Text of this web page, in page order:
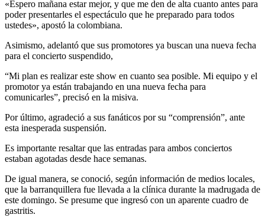
«Espero mañana estar mejor, y que me den de alta cuanto antes para
poder presentarles el espectáculo que he preparado para todos
ustedes», apostó la colombiana.
Asimismo, adelantó que sus promotores ya buscan una nueva fecha
para el concierto suspendido,
“Mi plan es realizar este show en cuanto sea posible. Mi equipo y el
promotor ya están trabajando en una nueva fecha para
comunicarles”, precisó en la misiva.
Por último, agradeció a sus fanáticos por su “comprensión”, ante
esta inesperada suspensión.
Es importante resaltar que las entradas para ambos conciertos
estaban agotadas desde hace semanas.
De igual manera, se conoció, según información de medios locales,
que la barranquillera fue llevada a la clínica durante la madrugada de
este domingo. Se presume que ingresó con un aparente cuadro de
gastritis.